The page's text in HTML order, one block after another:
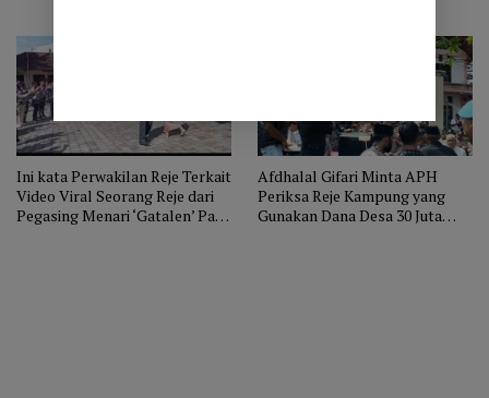
Ini kata Perwakilan Reje Terkait
Video Viral Seorang Reje dari
Pegasing Menari ‘Gatalen’ Pada
Afdhalal Gifari Minta APH
Periksa Reje Kampung yang
Gunakan Dana Desa 30 Juta